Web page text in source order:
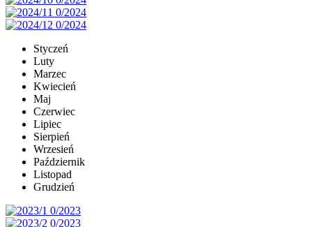
Styczeń
Luty
Marzec
Kwiecień
Maj
Czerwiec
Lipiec
Sierpień
Wrzesień
Październik
Listopad
Grudzień